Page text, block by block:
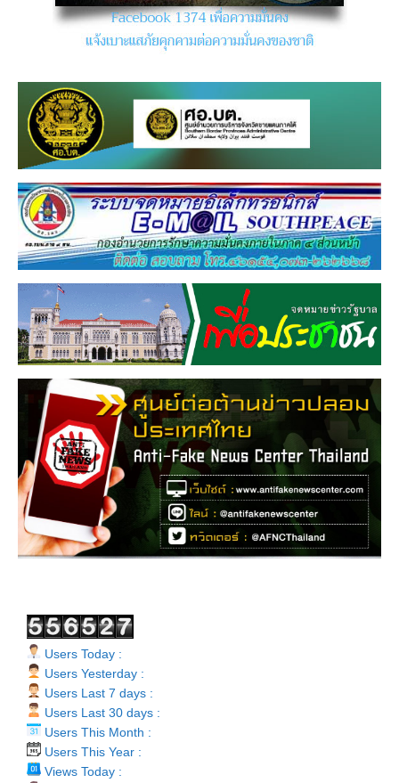
Users Today :
Users Yesterday :
Users Last 7 days :
Users Last 30 days :
Users This Month :
Users This Year :
Views Today :